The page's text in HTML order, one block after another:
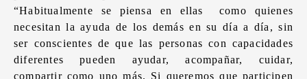
“Habitualmente se piensa en ellas como quienes
necesitan la ayuda de los demás en su día a día, sin
ser conscientes de que las personas con capacidades
diferentes pueden ayudar, acompañar, cuidar,
compartir como uno más. Si queremos que participen